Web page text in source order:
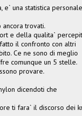
e` una statistica personale
ancora trovati.
e della qualita`
il confronto con altri
Ce ne sono di meglio
comunque un 5 stelle.
provare.
dicendoti che
ti fara` il discorso dei